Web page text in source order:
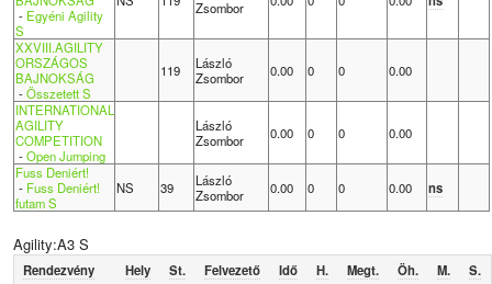
- Egyéni Agility
S
Zsombor
XXVIII.AGILITY
ORSZÁGOS
BAJNOKSÁG
-Összetett S
119
László
Zsombor
0.00 0 0 0.00
INTERNATIONAL
AGILITY
COMPETITION
-Open Jumping
László
Zsombor
0.00 0 0 0.00
Fuss Deniért!
- Fuss Deniért!
futam S
NS 39
László
Zsombor
0.00 0 0 0.00 ns
Agility:A3 S
Rendezvény Hely St. Felvezető Idő H. Megt. Öh. M.
S.